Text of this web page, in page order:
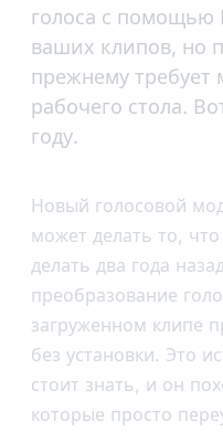
голоса с помощью
ваших клипов, но
прежнему требует
рабочего стола.
году.
Новый голосовой
может делать то,
делать два года
преобразование
загруженном клипе
без установки. Это
стоит знать, и он
которые просто